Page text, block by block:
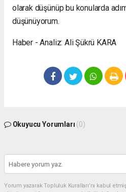
olarak düşünüp bu konularda
düşünüyorum.
Haber - Analiz: Ali Şükrü KARA
Okuyucu Yorumları (0)
Yorum yazarak Topluluk Kuralları’nı kabul